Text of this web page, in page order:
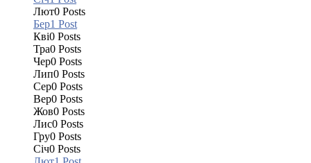
Лют0 Posts
Бер1 Post
Кві0 Posts
Тра0 Posts
Чер0 Posts
Лип0 Posts
Сер0 Posts
Вер0 Posts
Жов0 Posts
Лис0 Posts
Гру0 Posts
Січ0 Posts